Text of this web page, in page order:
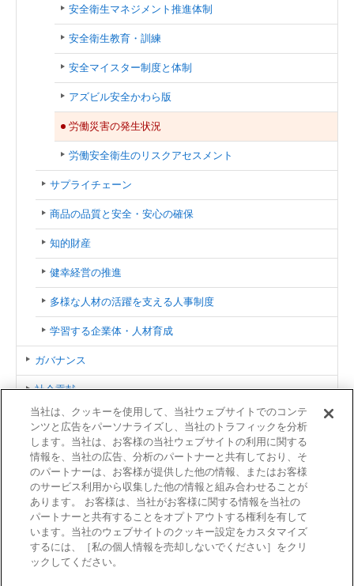
安全衛生マネジメント推進体制
安全衛生教育・訓練
安全マイスター制度と体制
アズビル安全かわら版
労働災害の発生状況
労働安全衛生のリスクアセスメント
サプライチェーン
商品の品質と安全・安心の確保
知的財産
健幸経営の推進
多様な人材の活躍を支える人事制度
学習する企業体・人材育成
ガバナンス
社会貢献
サステナビリティ関連資料
azbilグループ 相談・通報窓口
お問い合わせ
サイトマップ
当社は、クッキーを使用して、当社ウェブサイトでのコンテ
ンツと広告をパーソナライズし、当社のトラフィックを分析
します。当社は、お客様の当社ウェブサイトの利用に関する
情報を、当社の広告、分析のパートナーと共有しており、そ
のパートナーは、お客様が提供した他の情報、またはお客様
のサービス利用から収集した他の情報と組み合わせることが
あります。 お客様は、当社がお客様に関する情報を当社の
パートナーと共有することをオプトアウトする権利を有して
います。当社のウェブサイトのクッキー設定をカスタマイズ
するには、［私の個人情報を売却しないでください］をクリ
ックしてください。